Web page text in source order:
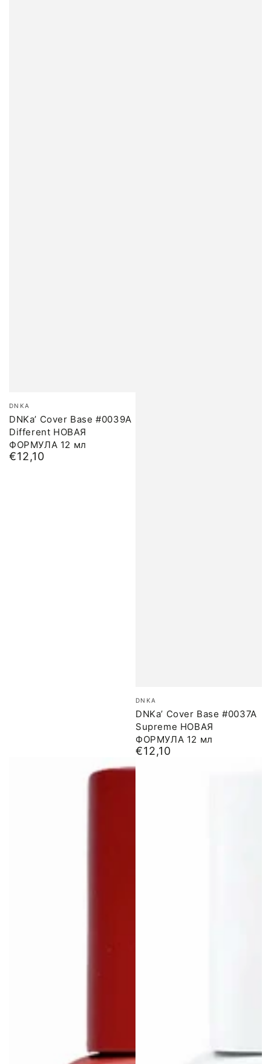
Бренд:
DNKA
DNKa’ Cover Base #0039A
Different НОВАЯ
ФОРМУЛА 12 мл
Обычная
€12,10
Бренд:
DNKA
DNKa’ Cover Base #0037A
Supreme НОВАЯ
ФОРМУЛА 12 мл
Обычная
€12,10